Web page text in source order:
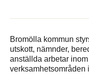
Bromölla kommun
utskott, nämnder,
anställda arbetar
verksamhetsområden